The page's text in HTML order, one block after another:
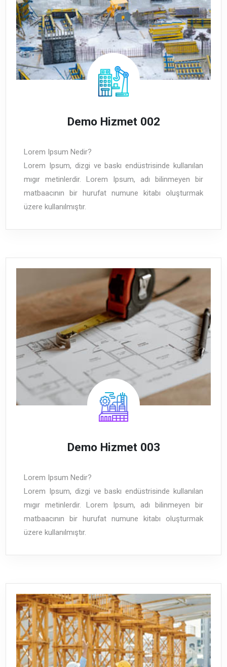
Demo Hizmet 002
Lorem Ipsum Nedir?
Lorem Ipsum, dizgi ve baskı endüstrisinde kullanılan
mıgır metinlerdir. Lorem Ipsum, adı bilinmeyen bir
matbaacının bir hurufat numune kitabı oluşturmak
üzere kullanılmıştır.
Demo Hizmet 003
Lorem Ipsum Nedir?
Lorem Ipsum, dizgi ve baskı endüstrisinde kullanılan
mıgır metinlerdir. Lorem Ipsum, adı bilinmeyen bir
matbaacının bir hurufat numune kitabı oluşturmak
üzere kullanılmıştır.